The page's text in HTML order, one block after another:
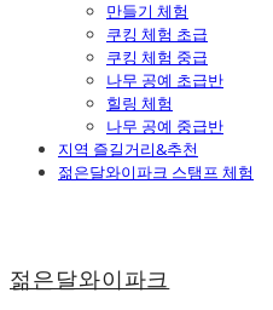
만들기 체험
쿠킹 체험 초급
쿠킹 체험 중급
나무 공예 초급반
힐링 체험
나무 공예 중급반
지역 즐길거리&추천
젊은달와이파크 스탬프 체험
젊은달와이파크